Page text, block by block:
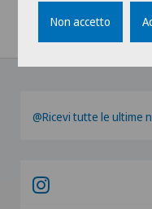
@Ricevi tutte le ultime
Non accetto